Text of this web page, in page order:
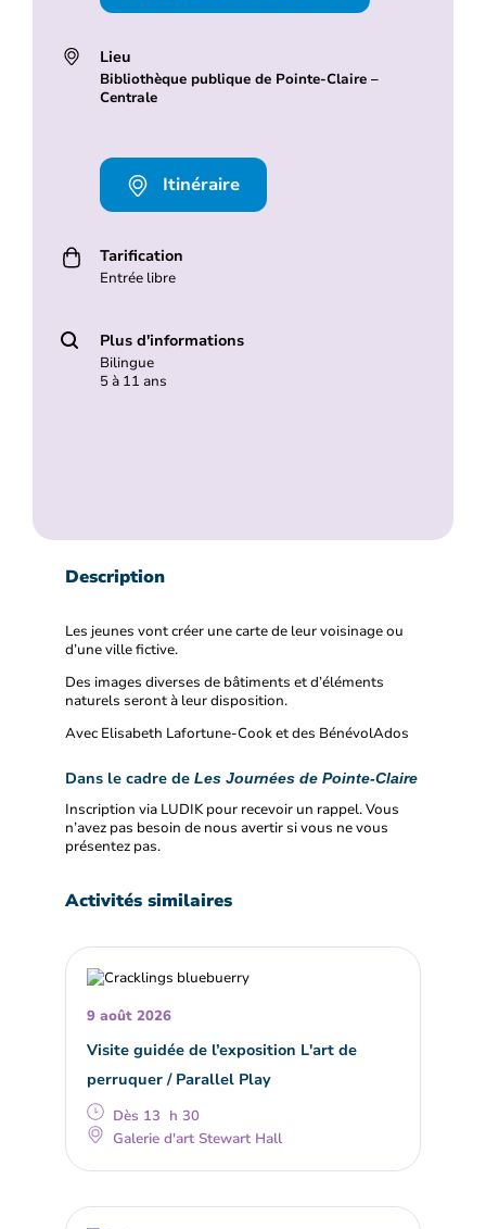
Lieu
Bibliothèque publique de Pointe-Claire –
Centrale
Itinéraire
Tarification
Entrée libre
Plus d'informations
Bilingue
5 à 11 ans
Description
Les jeunes vont créer une carte de leur voisinage ou
d’une ville fictive.
Des images diverses de bâtiments et d’éléments
naturels seront à leur disposition.
Avec Elisabeth Lafortune-Cook et des BénévolAdos
Dans le cadre de Les Journées de Pointe-Claire
Inscription via LUDIK pour recevoir un rappel. Vous
n’avez pas besoin de nous avertir si vous ne vous
présentez pas.
Activités similaires
9 août 2026
Visite guidée de l’exposition L'art de
perruquer / Parallel Play
Dès 13 h 30
Galerie d'art Stewart Hall